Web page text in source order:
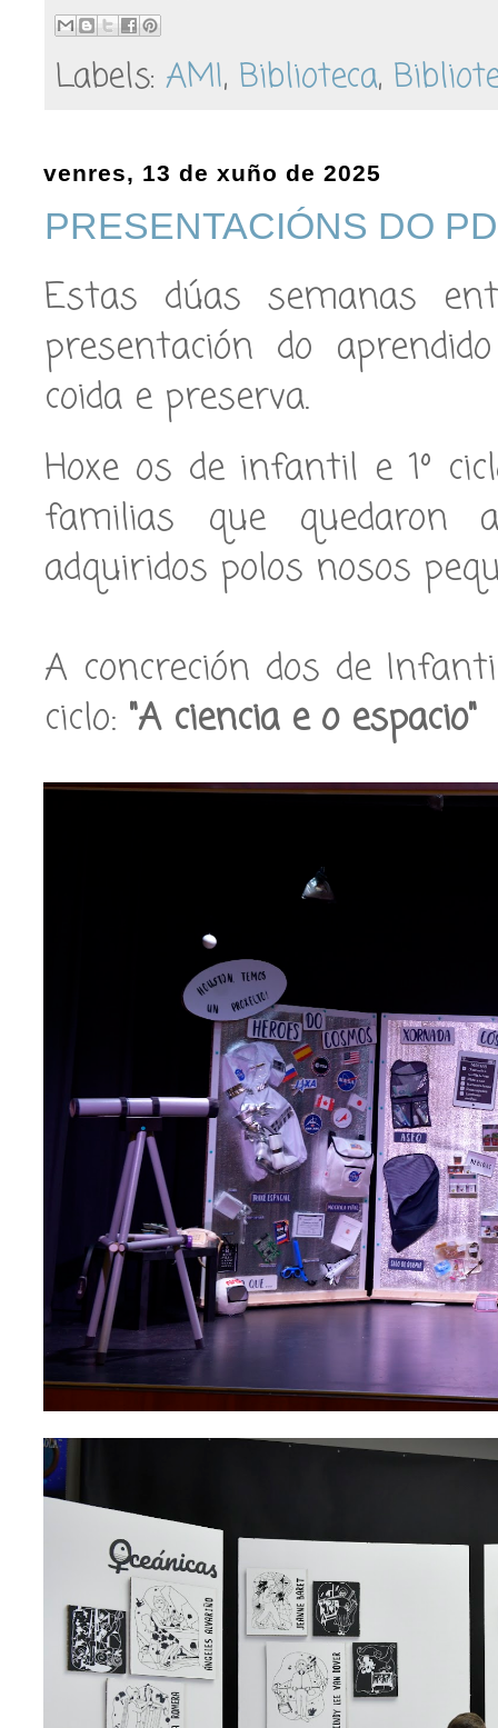
Labels: AMI, Biblioteca,
venres, 13 de xuño de 2025
PRESENTACIÓNS DO
Estas dúas semanas
presentación do
coida e preserva.
Hoxe os de infantil e 1º
familias que quedaron
adquiridos polos nosos
A concreción dos de
ciclo: "A ciencia e o espacio"